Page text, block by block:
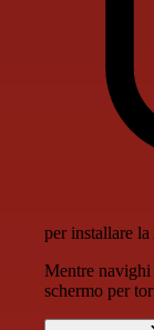
per installare
Mentre navighi
schermo per